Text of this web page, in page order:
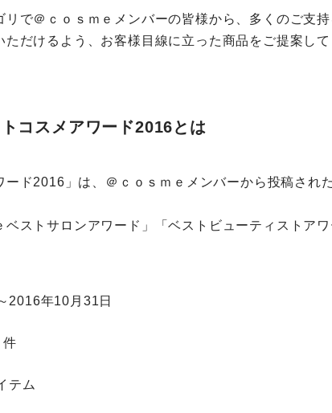
で＠ｃｏｓｍｅメンバーの皆様から、多くのご支
だけるよう、お客様目線に立った商品をご提案して
コスメアワード2016とは
ド2016」は、＠ｃｏｓｍｅメンバーから投稿され
ストサロンアワード」「ベストビューティストア
2016年10月31日
件
テム